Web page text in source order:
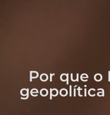
Por que o
geopolítica